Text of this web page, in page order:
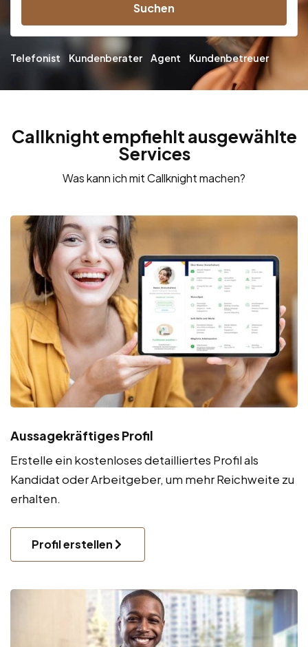
Suchen
Telefonist Kundenberater Agent Kundenbetreuer
Callknight empfiehlt ausgewählte
Services
Was kann ich mit Callknight machen?
Aussagekräftiges Profil
Erstelle ein kostenloses detailliertes Profil als
Kandidat oder Arbeitgeber, um mehr Reichweite zu
erhalten.
Profil erstellen